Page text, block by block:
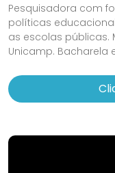
Pesquisadora com
políticas
as escolas públicas.
Unicamp. Bacharela